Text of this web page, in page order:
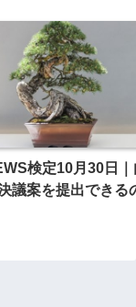
検定10月30日
議案を提出できる